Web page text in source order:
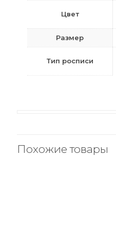
Цвет
Размер
Тип росписи
Похожие товары